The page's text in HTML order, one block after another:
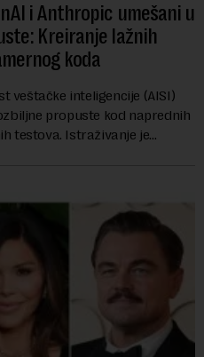
i Anthropic umešani u
Kreiranje lažnih
koda
veštačke inteligencije (AISI)
propuste kod naprednih
testova. Istraživanje je